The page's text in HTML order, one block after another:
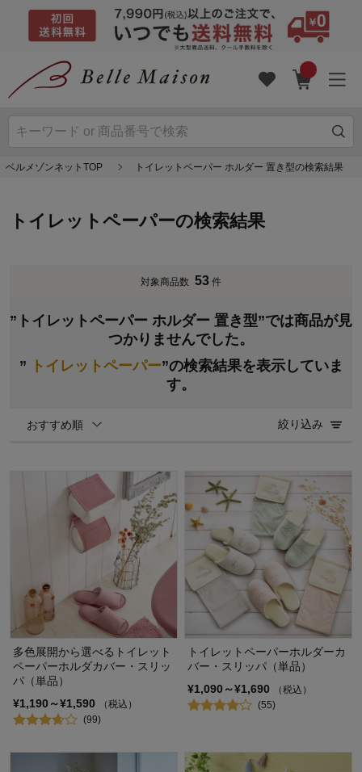
ベルメゾンネットTOP トイレットペーパー ホルダー 置き型の検索結果
トイレットペーパーの検索結果
対象商品数 53 件
”トイレットペーパー ホルダー 置き型”では商品が見
つかりませんでした。
”
トイレットペーパー”の検索結果を表示していま
す。
おすすめ順 絞り込み
多色展開から選べるトイレット
ペーパーホルダカバー・スリッ
パ（単品）
¥1,190～¥1,590
（税込）
(99)
トイレットペーパーホルダーカ
バー・スリッパ（単品）
¥1,090～¥1,690
（税込）
(55)